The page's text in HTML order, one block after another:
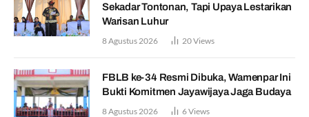
Sekadar Tontonan, Tapi Upaya Lestarikan
Warisan Luhur
8 Agustus 2026 20Views
FBLB ke-34 Resmi Dibuka, Wamenpar Ini
Bukti Komitmen Jayawijaya Jaga Budaya
8 Agustus 2026 6Views